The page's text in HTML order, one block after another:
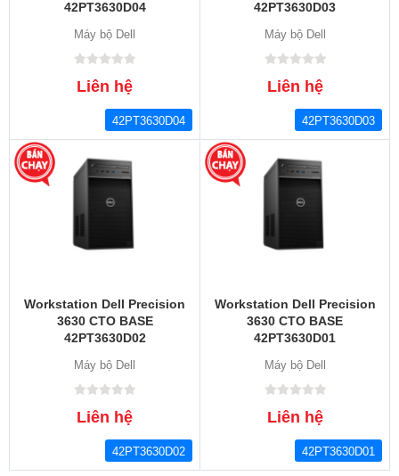
42PT3630D04
Máy bộ Dell
Liên hệ
42PT3630D04
42PT3630D03
Máy bộ Dell
Liên hệ
42PT3630D03
Workstation Dell Precision
3630 CTO BASE
42PT3630D02
Máy bộ Dell
Liên hệ
42PT3630D02
Workstation Dell Precision
3630 CTO BASE
42PT3630D01
Máy bộ Dell
Liên hệ
42PT3630D01